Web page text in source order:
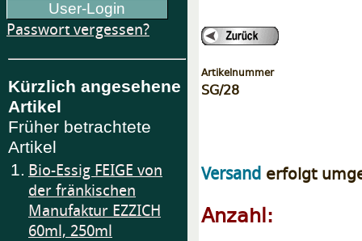
Passwort vergessen?
Kürzlich angesehene
Artikel
Früher betrachtete
Artikel
1. Bio-Essig FEIGE von
der fränkischen
Manufaktur EZZICH
60ml, 250ml
Artikelnummer
SG/28
Versand erfolgt
Anzahl: